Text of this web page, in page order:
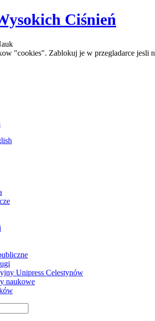
Ciśnień
"cookies". Zablokuj je w przegladarce jesli
Unipress Celestynów
naukowe